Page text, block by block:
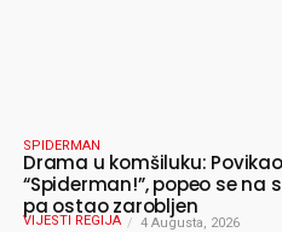
SPIDERMAN
Drama u komšiluku: Povikao
“Spiderman!”, popeo se na
pa ostao zarobljen
VIJESTI REGIJA 4 Augusta, 2026